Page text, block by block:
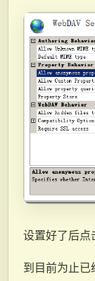
设置好了后点
到目前为止已